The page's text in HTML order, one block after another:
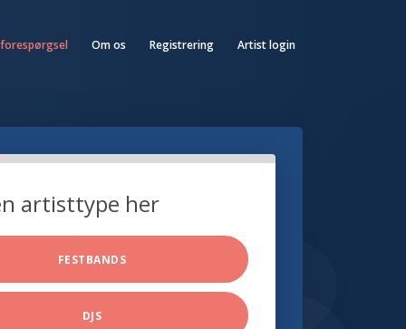
Om os Registrering Artist login
artisttype her
FESTBANDS
DJS